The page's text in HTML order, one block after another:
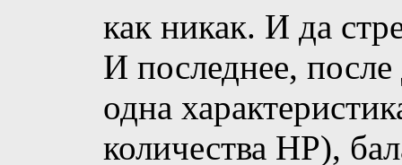
как никак. И да
И последнее,
одна
количества HP),